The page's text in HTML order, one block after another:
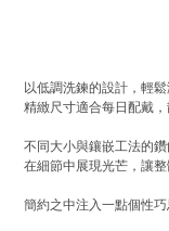
以低調洗鍊的設計，輕
精緻尺寸適合每日配戴，
不同大小與鑲嵌工法的鑽
在細節中展現光芒，讓整
簡約之中注入一點個性